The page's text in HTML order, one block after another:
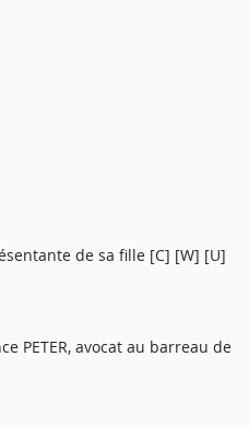
de sa fille [C] [W] [U]
PETER, avocat au barreau de